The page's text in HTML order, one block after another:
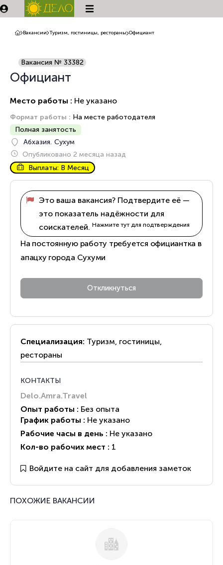
Вакансии Туризм, гостиницы, рестораны Официант
Официант
Место работы : Не указано
Формат работы : На месте работодателя
Полная занятость
Абхазия, Сухум
Опубликовано 2 месяца назад
Выплаты: В Месяц
Вакансия № 33382
Это ваша вакансия? Подтвердите её —
это показатель надёжности для
соискателей. Нажмите тут для подтверждения
На постоянную работу требуется официантка в
апацху города Сухуми
Специализация: Туризм, гостиницы,
рестораны
КОНТАКТЫ
Delo.Amra.Travel
Опыт работы : Без опыта
График работы : Не указано
Рабочие часы в день : Не указано
Кол-во рабочих мест : 1
Войдите на сайт для добавления заметок
ПОХОЖИЕ ВАКАНСИИ